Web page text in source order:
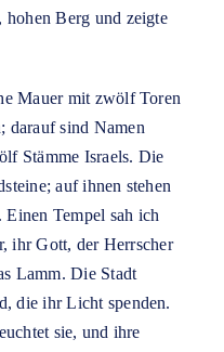
hohen Berg und zeigte
Mauer mit zwölf Toren
darauf sind Namen
Stämme Israels. Die
auf ihnen stehen
Tempel sah ich
ihr Gott, der Herrscher
Lamm. Die Stadt
die ihr Licht spenden.
sie, und ihre